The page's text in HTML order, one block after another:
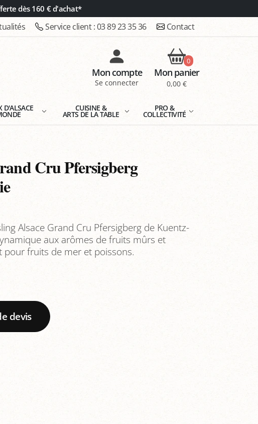
dès 160 € d'achat*
Service client :03 89 23 35 36 Contact
Mon compte
Se connecter
0
Mon panier
0,00 €
D'ALSACE CUISINE &
ARTS DE LA TABLE
PRO &
COLLECTIVITÉ
Cru Pfersigberg
Alsace Grand Cru Pfersigberg de Kuentz-
aux arômes de fruits mûrs et
pour fruits de mer et poissons.
devis